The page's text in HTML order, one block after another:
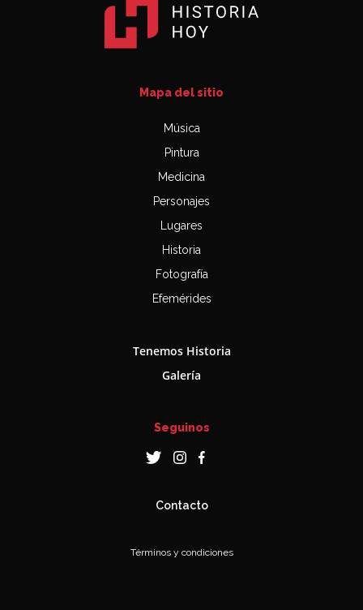
Mapa del sitio
Música
Pintura
Medicina
Personajes
Lugares
Historia
Fotografía
Efemérides
Tenemos Historia
Galería
Seguinos
Contacto
Términos y condiciones